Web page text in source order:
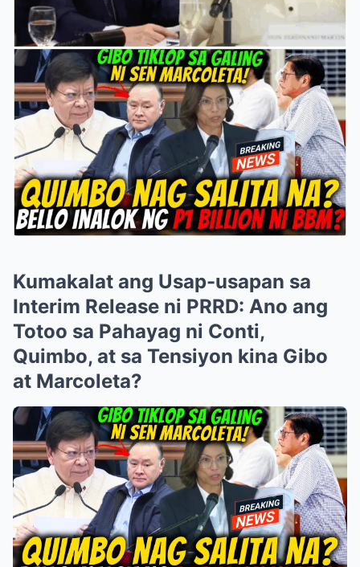
Kumakalat ang Usap-usapan sa
Interim Release ni PRRD: Ano ang
Totoo sa Pahayag ni Conti,
Quimbo, at sa Tensiyon kina Gibo
at Marcoleta?